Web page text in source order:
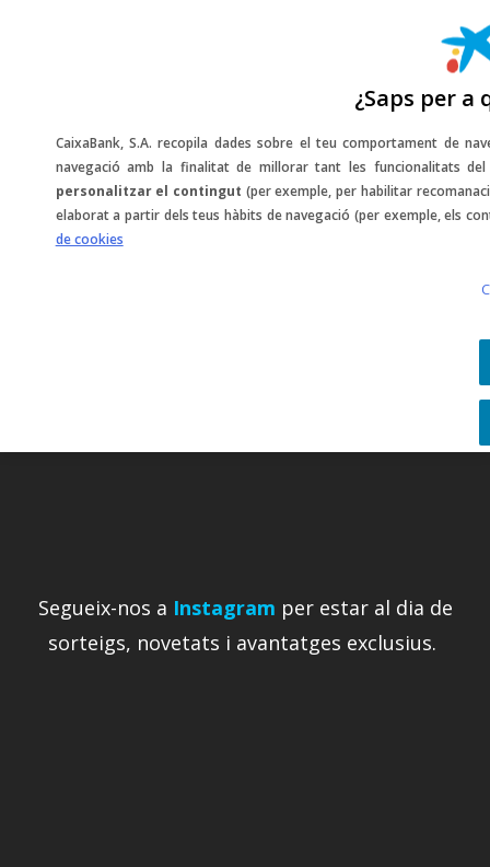
¿Saps per a
CaixaBank, S.A. recopila dades sobre el teu comportament de
navegació amb la finalitat de millorar tant les funcionalitats
personalitzar el contingut (per exemple, per habilitar
elaborat a partir dels teus hàbits de navegació (per exemple, els
de cookies
Sorteigs i descomptes
Gaudeix de
Segueix-nos a Instagram per estar al dia de
sorteigs, novetats i avantatges exclusius.